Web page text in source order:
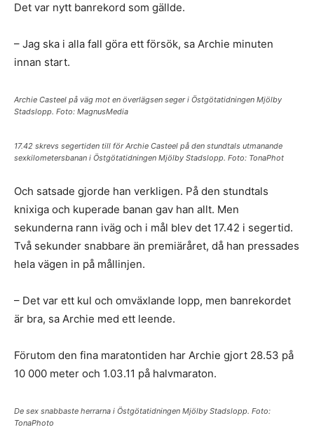
Det var nytt banrekord som gällde.
– Jag ska i alla fall göra ett försök, sa Archie minuten
innan start.
Archie Casteel på väg mot en överlägsen seger i Östgötatidningen Mjölby
Stadslopp. Foto: MagnusMedia
17.42 skrevs segertiden till för Archie Casteel på den stundtals utmanande
sexkilometersbanan i Östgötatidningen Mjölby Stadslopp. Foto: TonaPhot
Och satsade gjorde han verkligen. På den stundtals
knixiga och kuperade banan gav han allt. Men
sekunderna rann iväg och i mål blev det 17.42 i segertid.
Två sekunder snabbare än premiäråret, då han pressades
hela vägen in på mållinjen.
– Det var ett kul och omväxlande lopp, men banrekordet
är bra, sa Archie med ett leende.
Förutom den fina maratontiden har Archie gjort 28.53 på
10 000 meter och 1.03.11 på halvmaraton.
De sex snabbaste herrarna i Östgötatidningen Mjölby Stadslopp. Foto:
TonaPhoto